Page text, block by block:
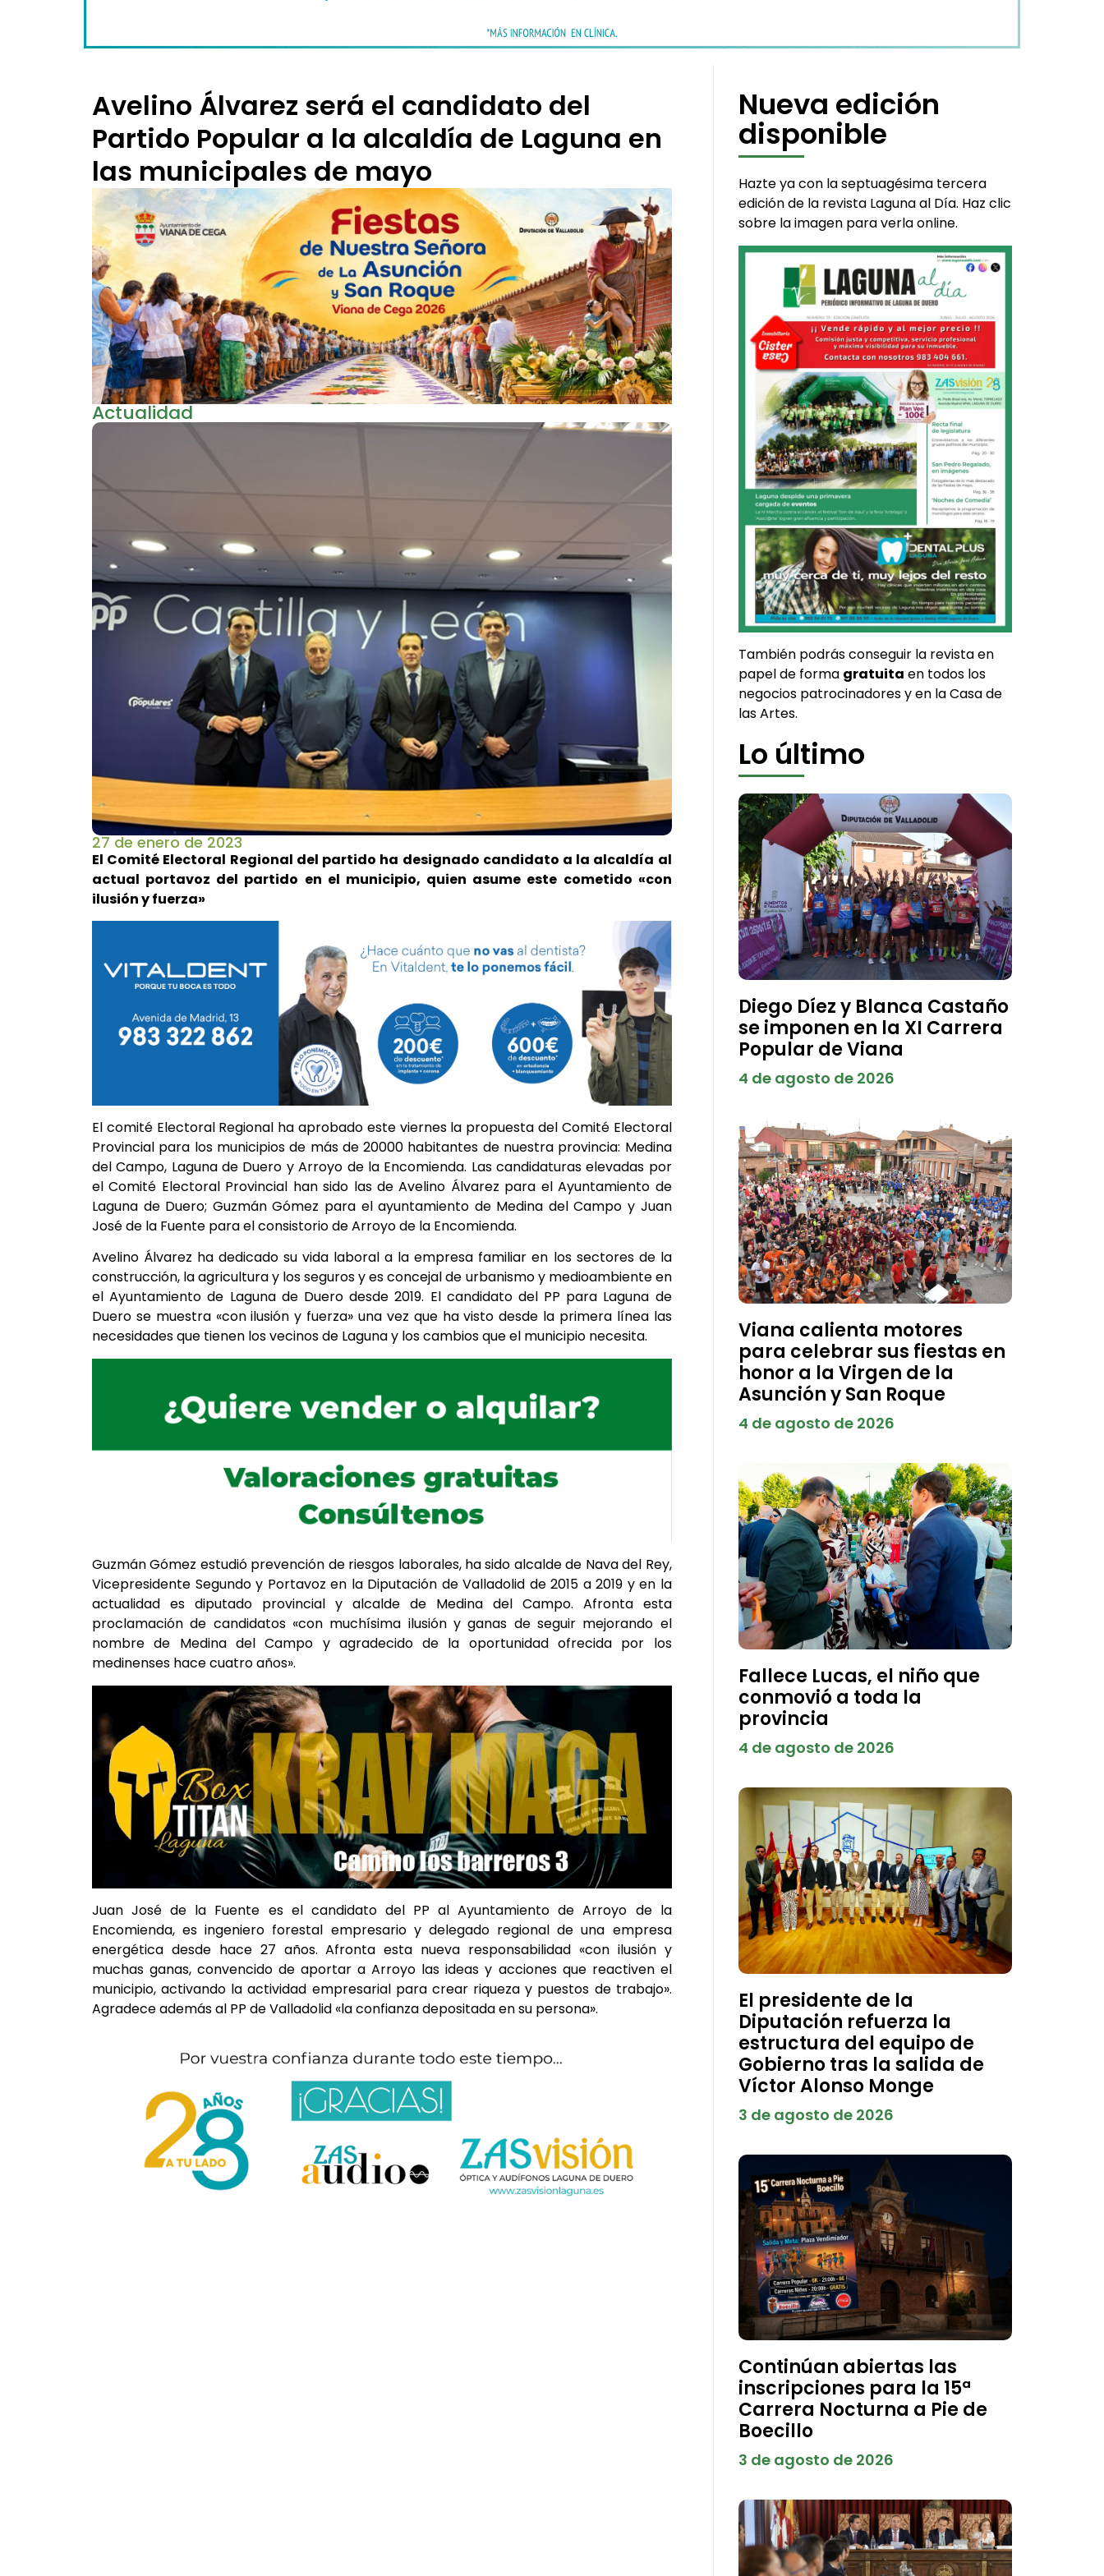
Avelino Álvarez será el candidato del
Partido Popular a la alcaldía de Laguna en
las municipales de mayo
Actualidad
27 de enero de 2023
El Comité Electoral Regional del partido ha designado candidato a la alcaldía al
actual portavoz del partido en el municipio, quien asume este cometido «con
ilusión y fuerza»
El comité Electoral Regional ha aprobado este viernes la propuesta del Comité Electoral
Provincial para los municipios de más de 20000 habitantes de nuestra provincia: Medina
del Campo, Laguna de Duero y Arroyo de la Encomienda. Las candidaturas elevadas por
el Comité Electoral Provincial han sido las de Avelino Álvarez para el Ayuntamiento de
Laguna de Duero; Guzmán Gómez para el ayuntamiento de Medina del Campo y Juan
José de la Fuente para el consistorio de Arroyo de la Encomienda.
Avelino Álvarez ha dedicado su vida laboral a la empresa familiar en los sectores de la
construcción, la agricultura y los seguros y es concejal de urbanismo y medioambiente en
el Ayuntamiento de Laguna de Duero desde 2019. El candidato del PP para Laguna de
Duero se muestra «con ilusión y fuerza» una vez que ha visto desde la primera línea las
necesidades que tienen los vecinos de Laguna y los cambios que el municipio necesita.
Guzmán Gómez estudió prevención de riesgos laborales, ha sido alcalde de Nava del Rey,
Vicepresidente Segundo y Portavoz en la Diputación de Valladolid de 2015 a 2019 y en la
actualidad es diputado provincial y alcalde de Medina del Campo. Afronta esta
proclamación de candidatos «con muchísima ilusión y ganas de seguir mejorando el
nombre de Medina del Campo y agradecido de la oportunidad ofrecida por los
medinenses hace cuatro años».
Juan José de la Fuente es el candidato del PP al Ayuntamiento de Arroyo de la
Encomienda, es ingeniero forestal empresario y delegado regional de una empresa
energética desde hace 27 años. Afronta esta nueva responsabilidad «con ilusión y
muchas ganas, convencido de aportar a Arroyo las ideas y acciones que reactiven el
municipio, activando la actividad empresarial para crear riqueza y puestos de trabajo».
Agradece además al PP de Valladolid «la confianza depositada en su persona».
Nueva edición
disponible
Hazte ya con la septuagésima tercera
edición de la revista Laguna al Día. Haz clic
sobre la imagen para verla online.
También podrás conseguir la revista en
papel de forma gratuita en todos los
negocios patrocinadores y en la Casa de
las Artes.
Lo último
Diego Díez y Blanca Castaño
se imponen en la XI Carrera
Popular de Viana
4 de agosto de 2026
Viana calienta motores
para celebrar sus fiestas en
honor a la Virgen de la
Asunción y San Roque
4 de agosto de 2026
Fallece Lucas, el niño que
conmovió a toda la
provincia
4 de agosto de 2026
El presidente de la
Diputación refuerza la
estructura del equipo de
Gobierno tras la salida de
Víctor Alonso Monge
3 de agosto de 2026
Continúan abiertas las
inscripciones para la 15ª
Carrera Nocturna a Pie de
Boecillo
3 de agosto de 2026